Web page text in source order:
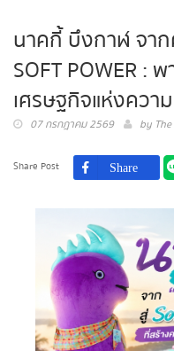
นาคกี้ บึงกาฬ จา
SOFT POWER :
เศรษฐกิจแห่งควา
07 กรกฎาคม 2569 by
Share Post